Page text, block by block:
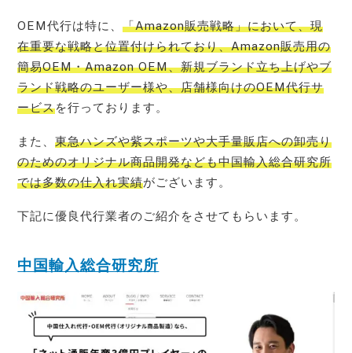
OEM代行は特に、「Amazon販売戦略」において、現
在重要な戦略と位置付けられており、Amazon販売用の
簡易OEM・Amazon OEM、新規ブランド立ち上げやブ
ランド戦略のユーザー様や、店舗様向けのOEM代行サ
ービスを行っております。
また、東急ハンズや紫スポーツや大手量販店への卸売り
のためのオリジナル商品開発なども中国輸入総合研究所
では多数の仕入れ実績がございます。
下記に優良代行業者のご紹介をさせてもらいます。
中国輸入総合研究所